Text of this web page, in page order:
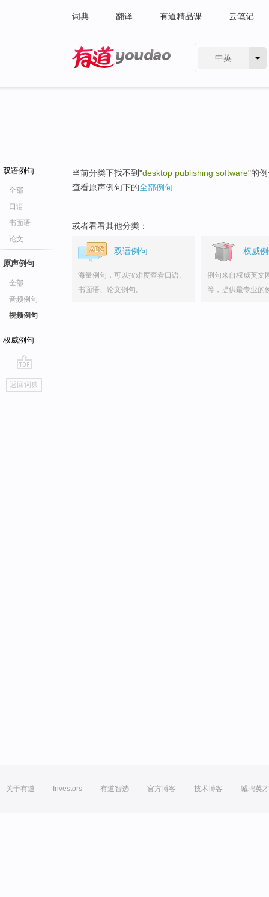
词典 翻译 有道精品课 云笔记
中英
双语例句
全部
口语
书面语
论文
原声例句
全部
音频例句
视频例句
权威例句
go
top
返回词典
当前分类下找不到"desktop publishing software"的
查看原声例句下的全部例句
或者看看其他分类：
双语例句
海量例句，可以按难度查看口语、
书面语、论文例句。
权威
例句来自权威英文
等，提供最专业的
关于有道 Investors 有道智选 官方博客 技术博客 诚聘英才